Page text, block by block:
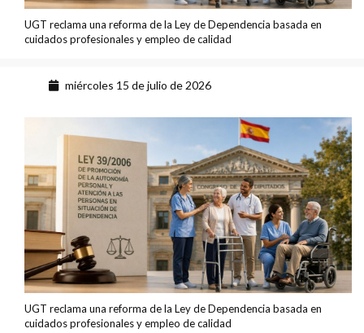
UGT reclama una reforma de la Ley de Dependencia basada en
cuidados profesionales y empleo de calidad
miércoles 15 de julio de 2026
UGT reclama una reforma de la Ley de Dependencia basada en
cuidados profesionales y empleo de calidad